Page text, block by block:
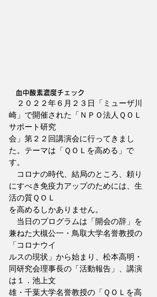
血中酸素濃度チェック
２０２２年６月２３日「ミューザ川
崎」で開催された「ＮＰＯ法人ＱＯＬ
サポート研究
会」第２２回講演会に行ってきまし
た。テーマは「ＱＯＬを高める」で
す。
コロナの時代、結局のところ、頼り
にすべき免疫力アップのためには、生
活の質ＱＯＬ
を高めるしかありません。
当日のプログラムは「開会の辞」を
兼ねた大槻公一・鳥取大学名誉教授の
「コロナウイ
ルスの現状」から始まり、松本高明・
同研究会理事長の「活動報告」、講演
は１．池上文
雄・千葉大学名誉教授の「ＱＯＬを高